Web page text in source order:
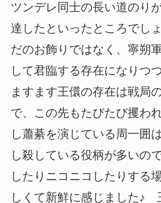
ツンデレ同士の長い道のり
達したといったところでし
だのお飾りではなく、寧朔
して君臨する存在になりつ
ますます王儇の存在は戦局
で、この先もたびたび攫わ
し蕭綦を演じている周一囲
し殺している役柄が多いの
したりニコニコしたりする
しくて新鮮に感じました♪